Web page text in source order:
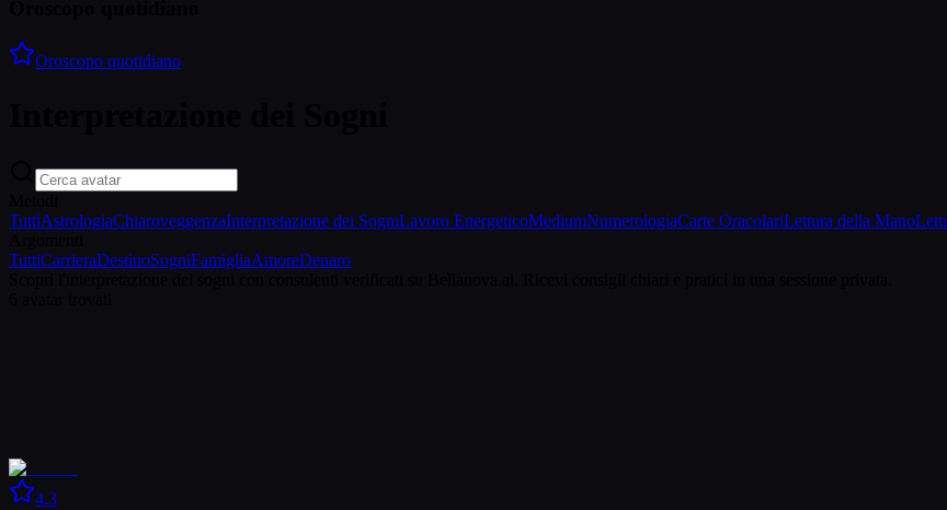
Oroscopo quotidiano
TuttiAstrologiaChiaroveggenzaInterpretazione dei SogniLavoro EnergeticoMediumNumerologiaCarte OracolariLettura della Mano
TuttiCarrieraDestinoSogniFamigliaAmoreDenaro
4.3